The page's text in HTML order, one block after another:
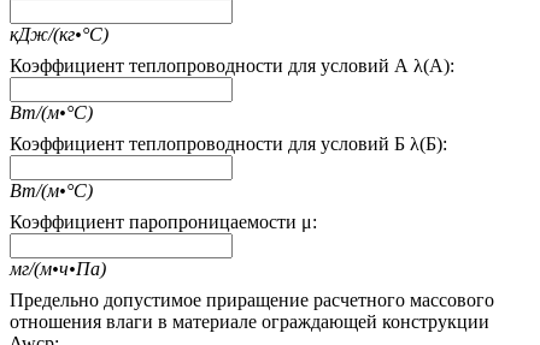
кДж/(кг•°С)
Коэффициент теплопроводности для условий А λ(А):
Вт/(м•°С)
Коэффициент теплопроводности для условий Б λ(Б):
Вт/(м•°С)
Коэффициент паропроницаемости μ:
мг/(м•ч•Па)
Предельно допустимое приращение расчетного массового
отношения влаги в материале ограждающей конструкции